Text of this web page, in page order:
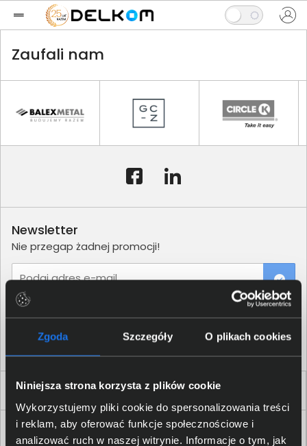
Zgoda Szczegóły O plikach cookies
Niniejsza strona korzysta z plików cookie
Wykorzystujemy pliki cookie do spersonalizowania treści
i reklam, aby oferować funkcje społecznościowe i
analizować ruch w naszej witrynie. Informacje o tym, jak
Zaufali nam
Dla Firm i Instytucji
Zakupy
Newsletter
Nie przegap żadnej promocji!
Podaj adres e-mail